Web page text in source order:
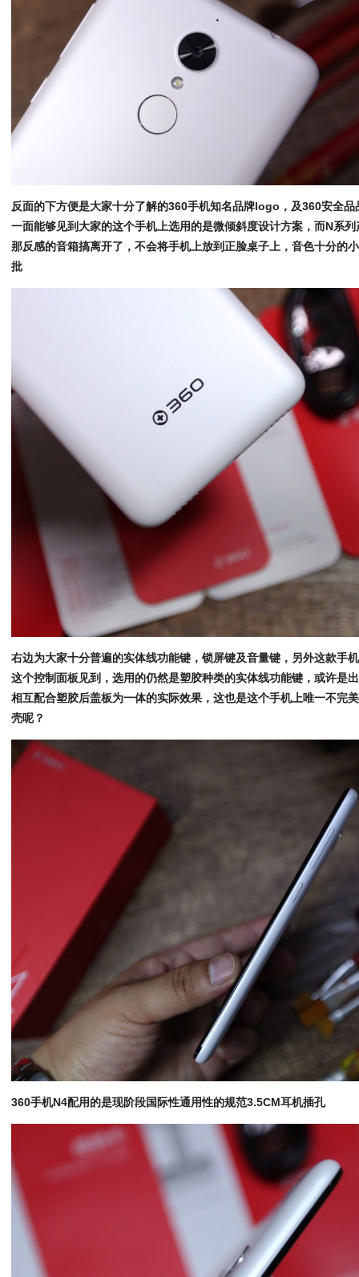
反面的下方便是大家十分了解的360手机知名品牌logo，及360安全
一面能够见到大家的这个手机上选用的是微倾斜度设计方案，而N系
那反感的音箱搞离开了，不会将手机上放到正脸桌子上，音色十分的
批
右边为大家十分普遍的实体线功能键，锁屏键及音量键，另外这款手
这个控制面板见到，选用的仍然是塑胶种类的实体线功能键，或许是
相互配合塑胶后盖板为一体的实际效果，这也是这个手机上唯一不完
壳呢？
360手机N4配用的是现阶段国际性通用性的规范3.5CM耳机插孔